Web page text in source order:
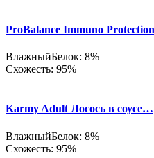
ProBalance Immuno
ВлажныйБелок: 8%
Схожесть: 95%
Karmy Adult Лосось в соусе…
ВлажныйБелок: 8%
Схожесть: 95%